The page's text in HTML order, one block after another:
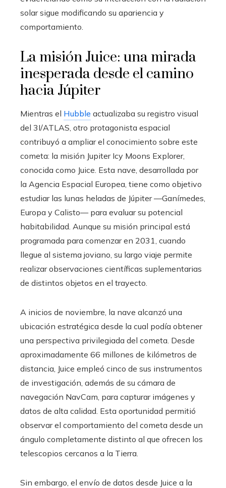
solar sigue modificando su apariencia y
comportamiento.
La misión Juice: una mirada
inesperada desde el camino
hacia Júpiter
Mientras el Hubble actualizaba su registro visual
del 3I/ATLAS, otro protagonista espacial
contribuyó a ampliar el conocimiento sobre este
cometa: la misión Jupiter Icy Moons Explorer,
conocida como Juice. Esta nave, desarrollada por
la Agencia Espacial Europea, tiene como objetivo
estudiar las lunas heladas de Júpiter —Ganímedes,
Europa y Calisto— para evaluar su potencial
habitabilidad. Aunque su misión principal está
programada para comenzar en 2031, cuando
llegue al sistema joviano, su largo viaje permite
realizar observaciones científicas suplementarias
de distintos objetos en el trayecto.
A inicios de noviembre, la nave alcanzó una
ubicación estratégica desde la cual podía obtener
una perspectiva privilegiada del cometa. Desde
aproximadamente 66 millones de kilómetros de
distancia, Juice empleó cinco de sus instrumentos
de investigación, además de su cámara de
navegación NavCam, para capturar imágenes y
datos de alta calidad. Esta oportunidad permitió
observar el comportamiento del cometa desde un
ángulo completamente distinto al que ofrecen los
telescopios cercanos a la Tierra.
Sin embargo, el envío de datos desde Juice a la